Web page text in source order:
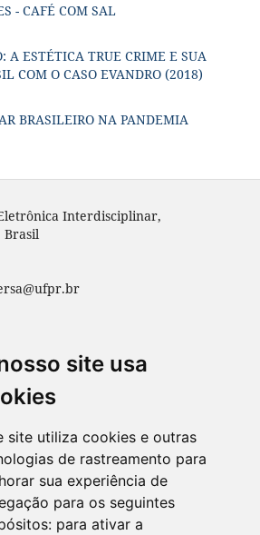
site usa
site utiliza cookies e outras
de rastreamento para
sua experiência de
para os seguintes
para ativar a
- CAFÉ COM SAL
A ESTÉTICA TRUE CRIME E SUA
COM O CASO EVANDRO (2018)
BRASILEIRO NA PANDEMIA
Interdisciplinar,
Brasil
está publicado sob a licença
4.0
e